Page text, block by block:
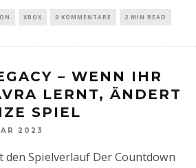
XBOX 0 KOMMENTARE 2 MIN READ
– WENN IHR
LERNT, ÄNDERT
SPIEL
2023
Spielverlauf Der Countdown